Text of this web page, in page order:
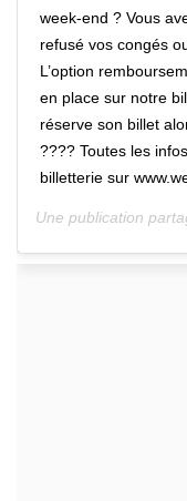
week-end ? Vous
refusé vos congés
L’option
en place sur notre
réserve son billet
???? Toutes les
billetterie sur
Une publication